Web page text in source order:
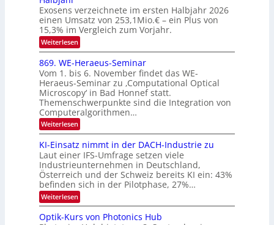
k
s
S
I
O
N
2
0
2
6
t
r
o
n
k
-
u
n
d
B
i
l
d
v
e
r
a
r
d
i
e
K
I
m
i
t
d
e
n
k
t
Exosens verzeichnete im ersten Halbjahr 2026
einen Umsatz von 253,1Mio.€ – ein Plus von
15,3% im Vergleich zum Vorjahr.
Weiterlesen:
E
x
o
s
e
n
s
m
e
l
d
e
t
s
t
a
r
k
e
W
869. WE-Heraeus-Seminar
Vom 1. bis 6. November findet das WE-
Heraeus-Seminar zu ‚Computational Optical
Microscopy‘ in Bad Honnef statt.
Themenschwerpunkte sind die Integration von
Computeralgorithmen…
Weiterlesen:
8
9
.
W
E
-
H
e
r
a
KI-Einsatz nimmt in der DACH-Industrie zu
Laut einer IFS-Umfrage setzen viele
Industrieunternehmen in Deutschland,
Österreich und der Schweiz bereits KI ein: 43%
befinden sich in der Pilotphase, 27%…
Weiterlesen:
K
-
Optik-Kurs von Photonics Hub